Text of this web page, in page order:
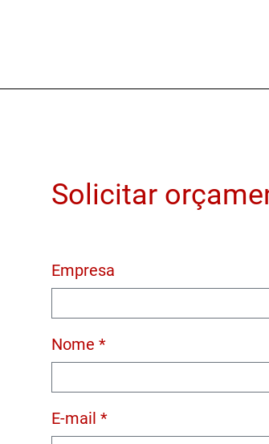
Solicitar
Empresa
Nome *
E-mail *